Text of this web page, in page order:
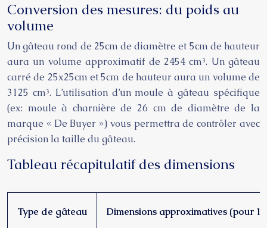
Conversion des mesures: du poids au
volume
Un gâteau rond de 25cm de diamètre et 5cm de hauteur
aura un volume approximatif de 2454 cm³. Un gâteau
carré de 25x25cm et 5cm de hauteur aura un volume de
3125 cm³. L’utilisation d’un moule à gâteau spécifique
(ex: moule à charnière de 26 cm de diamètre de la
marque « De Buyer ») vous permettra de contrôler avec
précision la taille du gâteau.
Tableau récapitulatif des dimensions
Type de gâteau Dimensions approximatives (pour